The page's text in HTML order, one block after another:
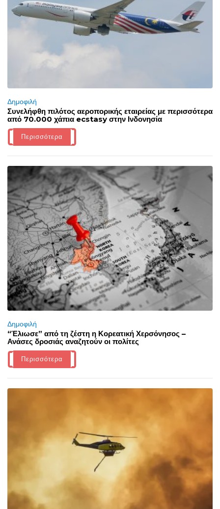
Δημοφιλή
Συνελήφθη πιλότος αεροπορικής εταιρείας με περισσότερα
από 70.000 χάπια ecstasy στην Ινδονησία
Περισσότερα
Δημοφιλή
“Έλιωσε” από τη ζέστη η Κορεατική Χερσόνησος –
Ανάσες δροσιάς αναζητούν οι πολίτες
Περισσότερα